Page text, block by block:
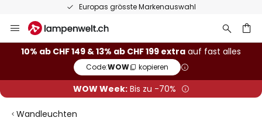
Europas grösste Markenauswahl
Inhalt
springen
10% ab CHF 149 & 13% ab CHF 199 extra auf fast alles
Code:WOW kopieren
WOW Week:Bis zu -70%
Wandleuchten